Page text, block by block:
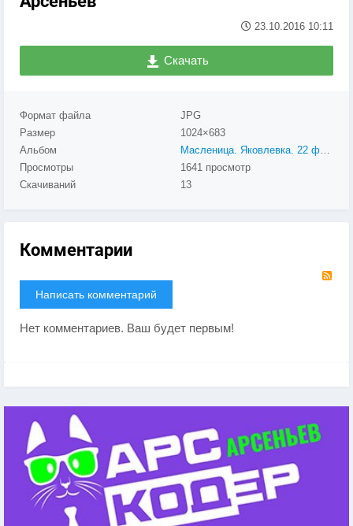
23.10.2016 10:11
Скачать
Формат файла
JPG
Размер
1024×683
Альбом
Просмотры
1641 просмотр
Скачиваний
13
Комментарии
Написать комментарий
Нет комментариев. Ваш будет первым!